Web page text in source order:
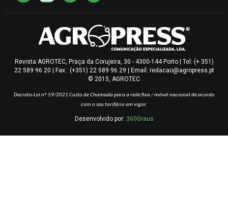
Revista AGROTEC, Praça da Corujeira, 30 - 4300-144 Porto | Tel: (+ 351)
22 589 96 20 | Fax : (+351) 22 589 96 29 | Email: redacao@agropress.pt
© 2015, AGROTEC
Decreto-Lei nº 59/2021 Custo de Chamada para a rede fixa / móvel nacional de acordo
com o seu tarifário em vigor.
Desenvolvido por: 360Graus